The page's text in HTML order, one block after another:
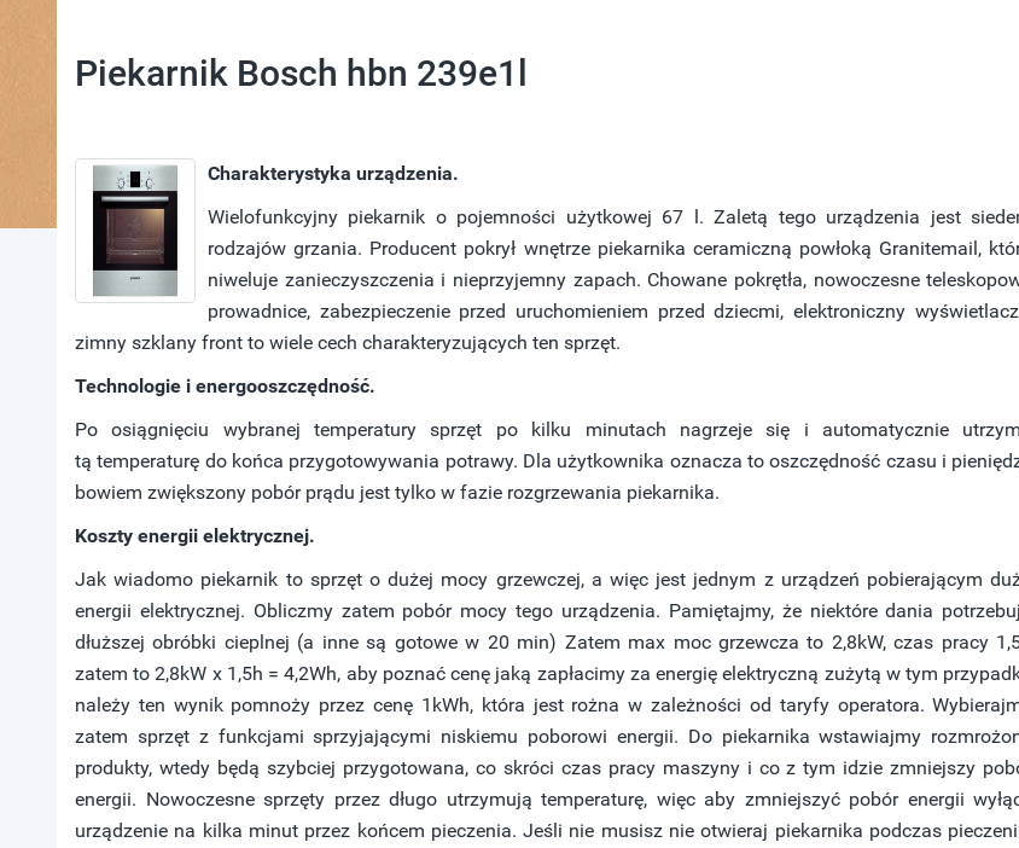
Piekarnik Bosch hbn 239e1l
Charakterystyka urządzenia.
Wielofunkcyjny piekarnik o pojemności użytkowej 67 l. Zaletą tego urządzenia jest
rodzajów grzania. Producent pokrył wnętrze piekarnika ceramiczną powłoką Granitemail,
niweluje zanieczyszczenia i nieprzyjemny zapach. Chowane pokrętła, nowoczesne
prowadnice, zabezpieczenie przed uruchomieniem przed dziecmi, elektroniczny
zimny szklany front to wiele cech charakteryzujących ten sprzęt.
Technologie i energooszczędność.
Po osiągnięciu wybranej temperatury sprzęt po kilku minutach nagrzeje się i automatycznie
tą temperaturę do końca przygotowywania potrawy. Dla użytkownika oznacza to oszczędność czasu i
bowiem zwiększony pobór prądu jest tylko w fazie rozgrzewania piekarnika.
Koszty energii elektrycznej.
Jak wiadomo piekarnik to sprzęt o dużej mocy grzewczej, a więc jest jednym z urządzeń pobierającym
energii elektrycznej. Obliczmy zatem pobór mocy tego urządzenia. Pamiętajmy, że niektóre dania
dłuższej obróbki cieplnej (a inne są gotowe w 20 min) Zatem max moc grzewcza to 2,8kW, czas pracy
zatem to 2,8kW x 1,5h = 4,2Wh, aby poznać cenę jaką zapłacimy za energię elektryczną zużytą w tym
należy ten wynik pomnoży przez cenę 1kWh, która jest rożna w zależności od taryfy operatora.
zatem sprzęt z funkcjami sprzyjającymi niskiemu poborowi energii. Do piekarnika wstawiajmy
produkty, wtedy będą szybciej przygotowana, co skróci czas pracy maszyny i co z tym idzie zmniejszy
energii. Nowoczesne sprzęty przez długo utrzymują temperaturę, więc aby zmniejszyć pobór energii
urządzenie na kilka minut przez końcem pieczenia. Jeśli nie musisz nie otwieraj piekarnika podczas